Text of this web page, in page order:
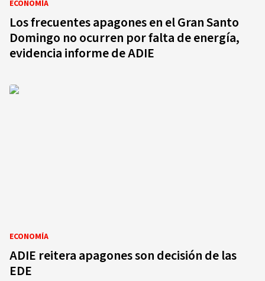
ECONOMÍA
Los frecuentes apagones en el Gran Santo
Domingo no ocurren por falta de energía,
evidencia informe de ADIE
ECONOMÍA
ADIE reitera apagones son decisión de las
EDE